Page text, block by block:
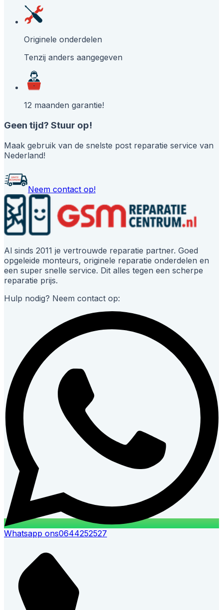
Originele onderdelen
Tenzij anders aangegeven
12 maanden garantie!
Geen tijd? Stuur op!
Maak gebruik van de snelste post reparatie service van
Nederland!
Neem contact op!
Al sinds 2011 je vertrouwde reparatie partner. Goed
opgeleide monteurs, originele reparatie onderdelen en
een super snelle service. Dit alles tegen een scherpe
reparatie prijs.
Hulp nodig? Neem contact op:
Whatsapp ons0644252527